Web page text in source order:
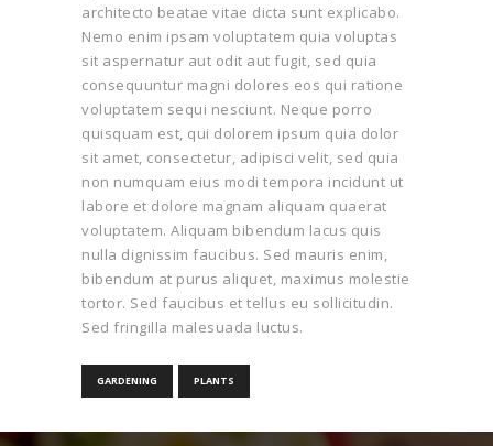
architecto beatae vitae dicta sunt explicabo.
Nemo enim ipsam voluptatem quia voluptas
sit aspernatur aut odit aut fugit, sed quia
consequuntur magni dolores eos qui ratione
voluptatem sequi nesciunt. Neque porro
quisquam est, qui dolorem ipsum quia dolor
sit amet, consectetur, adipisci velit, sed quia
non numquam eius modi tempora incidunt ut
labore et dolore magnam aliquam quaerat
voluptatem. Aliquam bibendum lacus quis
nulla dignissim faucibus. Sed mauris enim,
bibendum at purus aliquet, maximus molestie
tortor. Sed faucibus et tellus eu sollicitudin.
Sed fringilla malesuada luctus.
GARDENING PLANTS